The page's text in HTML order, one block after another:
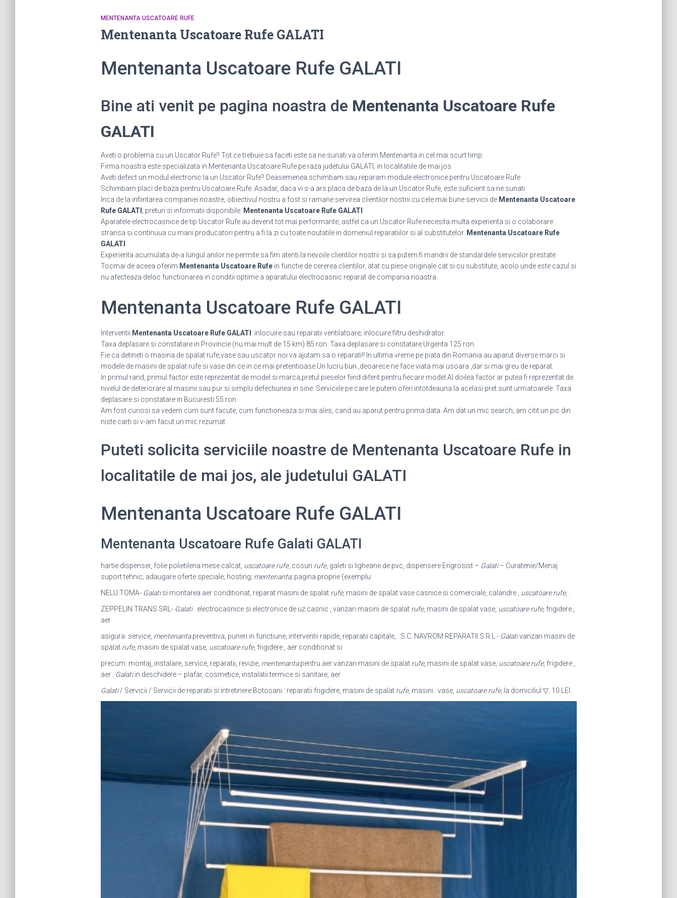
MENTENANTA USCATOARE RUFE
Mentenanta Uscatoare Rufe GALATI
Mentenanta Uscatoare Rufe GALATI
Bine ati venit pe pagina noastra de Mentenanta Uscatoare Rufe
GALATI
Aveti o problema cu un Uscator Rufe? Tot ce trebuie sa faceti este sa ne sunati va oferim Mentenanta in cel mai scurt timp.
Firma noastra este specializata in Mentenanta Uscatoare Rufe pe raza judetului GALATI, in localitatiile de mai jos.
Aveti defect un modul electronic la un Uscator Rufe? Deasemenea schimbam sau reparam module electronice pentru Uscatoare Rufe
Schimbam placi de baza pentru Uscatoare Rufe. Asadar, daca vi s-a ars placa de baza de la un Uscator Rufe, este suficient sa ne sunati.
Inca de la infiintarea companiei noastre, obiectivul nostru a fost si ramane servirea clientilor nostrii cu cele mai bune servicii de Mentenanta Uscatoare
Rufe GALATI
, preturi si informatii disponibile. Mentenanta Uscatoare Rufe GALATI
Aparatele electrocasnice de tip Uscator Rufe au devenit tot mai performante, astfel ca un Uscator Rufe necesita multa experienta si o colaborare
stransa si continuua cu marii producatori pentru a fi la zi cu toate noutatile in domeniul reparatiilor si al substitutelor. Mentenanta Uscatoare Rufe
GALATI
Experienta acumulata de-a lungul anilor ne permite sa fim atenti la nevoile clientilor nostrii si sa putem fi mandrii de standardele serviciilor prestate.
Tocmai de aceea oferim Mentenanta Uscatoare Rufein functie de cererea clientilor, atat cu piese originale cat si cu substitute, acolo unde este cazul si
nu afecteaza deloc functionarea in conditii optime a aparatului electrocasnic reparat de compania noastra.
Mentenanta Uscatoare Rufe GALATI
Interventii Mentenanta Uscatoare Rufe GALATI : inlocuire sau reparatii ventilatoare; inlocuire filtru deshidrator.
Taxa deplasare si constatare in Provincie (nu mai mult de 15 km) 85 ron. Taxa deplasare si constatare Urgenta 125 ron.
Fie ca detineti o masina de spalat rufe,vase sau uscator noi va ajutam sa o reparati!! In ultima vreme pe piata din Romania au aparut diverse marci si
modele de masini de spalat rufe si vase din ce in ce mai pretentioase.Un lucru bun ,deoarece ne face viata mai usoara ,dar si mai greu de reparat.
In primul rand, primul factor este reprezentat de model si marca,pretul pieselor fiind diferit pentru fiecare model.Al doilea factor ar putea fi reprezentat de
nivelul de deteriorare al masinii sau pur si simplu defectiunea in sine. Serviciile pe care le putem oferi intotdeauna la acelasi pret sunt urmatoarele: Taxa
deplasare si constatare in Bucuresti 55 ron .
Am fost curiosi sa vedem cum sunt facute, cum functioneaza si mai ales, cand au aparut pentru prima data. Am dat un mic search, am citit un pic din
niste carti si v-am facut un mic rezumat.
Puteti solicita serviciile noastre de Mentenanta Uscatoare Rufe in
localitatile de mai jos, ale judetului GALATI
Mentenanta Uscatoare Rufe GALATI
Mentenanta Uscatoare Rufe Galati GALATI
hartie dispenser, folie polietilena mese calcat, uscatoare rufe, cosuri rufe, galeti si ligheane de pvc, dispensere Engrosist – Galati– Curatenie/Menaj
suport tehnic; adaugare oferte speciale; hosting; mentenanta; pagina proprie (exemplu:
NELU TOMA- Galatisi montarea aer conditionat, reparat masini de spalat rufe, masini de spalat vase casnice si comerciale, calandre , uscatoare rufe, .
ZEPPELIN TRANS SRL- Galati. electrocasnice si electronice de uz casnic , vanzari masini de spalat rufe, masini de spalat vase, uscatoare rufe, frigidere ,
aer
asigura: service, mentenantapreventiva, puneri in functiune, interventii rapide, reparatii capitale, . S.C. NAVROM REPARATII S.R.L.- Galativanzari masini de
spalat rufe, masini de spalat vase, uscatoare rufe, frigidere , aer conditionat si
precum: montaj, instalare, service, reparatii, revizie, mentenantapentru aer vanzari masini de spalat rufe, masini de spalat vase, uscatoare rufe, frigidere ,
aer .
Galatiin deschidere – plafar, cosmetice, instalatii termice si sanitare, aer
Galati/ Servicii / Servicii de reparatii si intretinere Botosani : reparatii frigidere, masini de spalat rufe, masini.. vase, uscatoare rufe, la domiciliul ▽. 10 LEI.